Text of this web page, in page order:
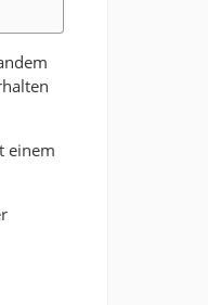
einem